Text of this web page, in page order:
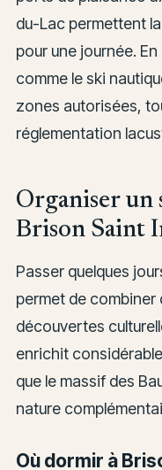
du-Lac permettent
pour une journée.
comme le ski
zones autorisées,
réglementation
Organiser un
Brison Saint
Passer quelques
permet de
découvertes
enrichit
que le massif des
nature
Où dormir à